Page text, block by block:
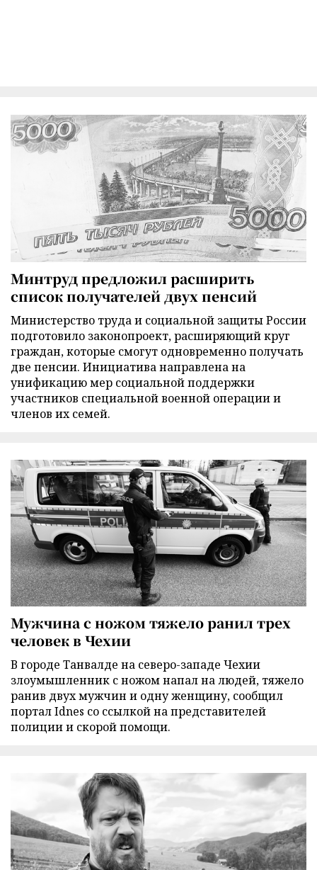
Минтруд предложил расширить
список получателей двух пенсий
Министерство труда и социальной защиты России
подготовило законопроект, расширяющий круг
граждан, которые смогут одновременно получать
две пенсии. Инициатива направлена на
унификацию мер социальной поддержки
участников специальной военной операции и
членов их семей.
Мужчина с ножом тяжело ранил трех
человек в Чехии
В городе Танвалде на северо-западе Чехии
злоумышленник с ножом напал на людей, тяжело
ранив двух мужчин и одну женщину, сообщил
портал Idnes со ссылкой на представителей
полиции и скорой помощи.